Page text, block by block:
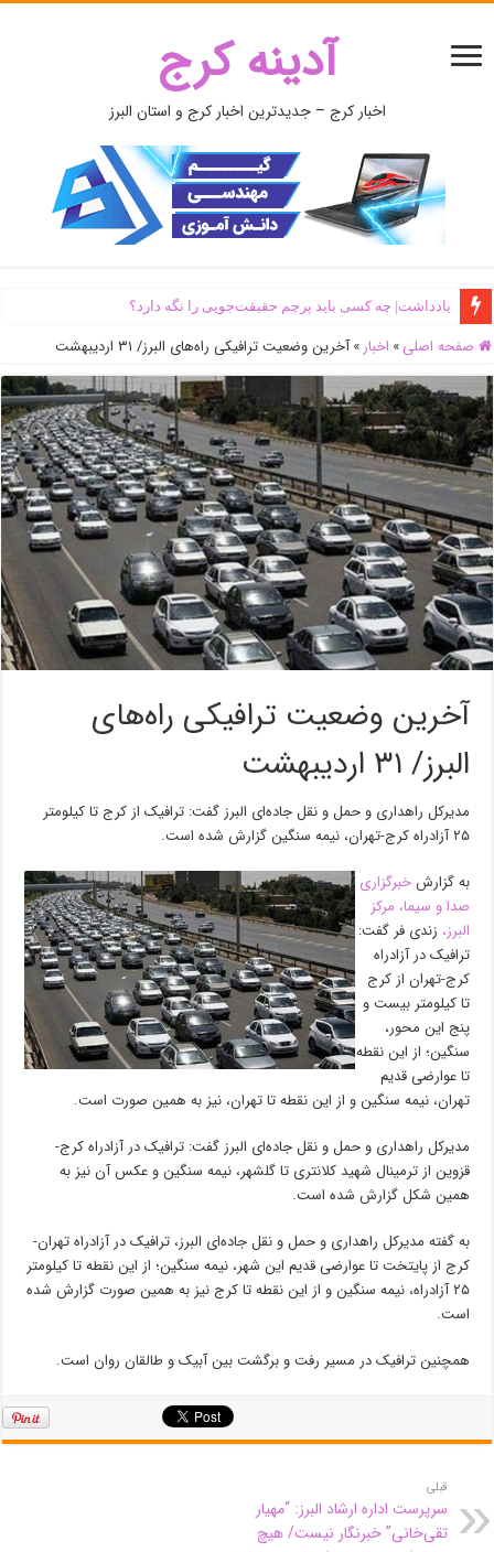
آدینه کرج
اخبار کرج – جدیدترین اخبار کرج و استان البرز
یادداشت| ‌چه کسی باید پرچم حقیقت‌جویی را نگه دارد؟
صفحه اصلی » اخبار » آخرین وضعیت ترافیکی راه‌های البرز/ ۳۱ اردیبهشت
آخرین وضعیت ترافیکی راه‌های
البرز/ ۳۱ اردیبهشت
مدیرکل راهداری و حمل و نقل جاده‌ای البرز گفت: ترافیک از کرج تا کیلومتر
۲۵ آزادراه کرج-تهران، نیمه سنگین گزارش شده است.
به گزارشخبرگزاری
صدا و سیما، مرکز
البرز، زندی فر گفت:
ترافیک در آزادراه
کرج-تهران از کرج
تا کیلومتر بیست و
پنج این محور،
سنگین؛ از این نقطه
تا عوارضی قدیم
تهران، نیمه سنگین و از این نقطه تا تهران، نیز به همین صورت است.
مدیرکل راهداری و حمل و نقل جاده‌ای البرز گفت: ترافیک در آزادراه کرج-
قزوین از ترمینال شهید کلانتری تا گلشهر، نیمه سنگین و عکس آن نیز به
همین شکل گزارش شده است.
به گفته مدیرکل راهداری و حمل و نقل جاده‌ای البرز، ترافیک در آزادراه تهران-
کرج از پایتخت تا عوارضی قدیم این شهر، نیمه سنگین؛ از این نقطه تا کیلومتر
۲۵ آزادراه، نیمه سنگین و از این نقطه تا کرج نیز به همین صورت گزارش شده
است.
همچنین ترافیک در مسیر رفت و برگشت بین آبیک و طالقان روان است.
قبلی
سرپرست اداره ارشاد البرز: “مهیار
تقی‌خانی” خبرنگار نیست/ هیچ